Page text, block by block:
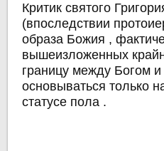
Критик святого
(впоследствии
образа Божия ,
вышеизложенных
границу между Богом
основываться только
статусе пола .